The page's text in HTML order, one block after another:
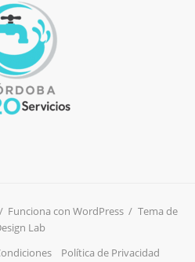
/ Funciona con WordPress / Tema de
Lab
Política de Privacidad